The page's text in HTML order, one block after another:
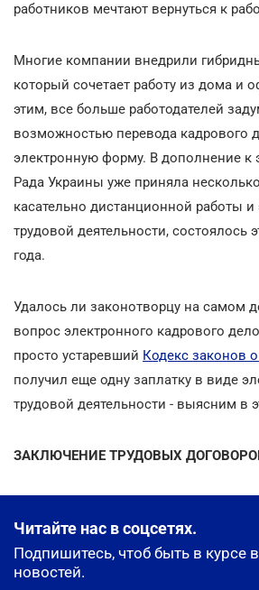
работников мечтают вернуться к
Многие компании внедрили
который сочетает работу из дома и
этим, все больше работодателей
возможностью перевода кадрового
электронную форму. В дополнение к
Рада Украины уже приняла
касательно дистанционной работы и
трудовой деятельности, состоялось
года.
Удалось ли законотворцу на самом
вопрос электронного кадрового
просто устаревший Кодекс законов
получил еще одну заплатку в виде
трудовой деятельности - выясним в
ЗАКЛЮЧЕНИЕ ТРУДОВЫХ
Читайте нас в соцсетях.
Подпишитесь, чтоб быть в курсе
новостей.